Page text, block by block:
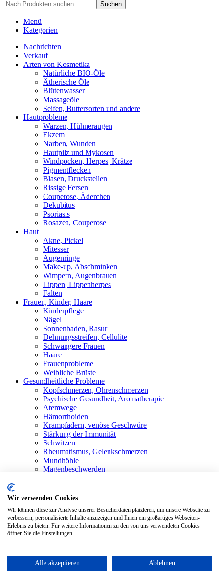
Suchen
Menü
Kategorien
Nachrichten
Verkauf
Arten von Kosmetika
Natürliche BIO-Öle
Ätherische Öle
Blütenwasser
Massageöle
Seifen, Buttersorten und andere
Hautprobleme
Warzen, Hühneraugen
Ekzem
Narben, Wunden
Hautpilz und Mykosen
Windpocken, Herpes, Krätze
Pigmentflecken
Blasen, Druckstellen
Rissige Fersen
Couperose, Äderchen
Dekubitus
Psoriasis
Rosazea, Couperose
Haut
Akne, Pickel
Mitesser
Augenringe
Make-up, Abschminken
Wimpern, Augenbrauen
Lippen, Lippenherpes
Falten
Frauen, Kinder, Haare
Kinderpflege
Nägel
Sonnenbaden, Rasur
Dehnungsstreifen, Cellulite
Schwangere Frauen
Haare
Frauenprobleme
Weibliche Brüste
Gesundheitliche Probleme
Kopfschmerzen, Ohrenschmerzen
Psychische Gesundheit, Aromatherapie
Atemwege
Hämorrhoiden
Krampfadern, venöse Geschwüre
Stärkung der Immunität
Schwitzen
Rheumatismus, Gelenkschmerzen
Mundhöhle
Magenbeschwerden
Kontakt
Anmelden / Registrieren
Warenkorb
Wir verwenden Cookies
Wir können diese zur Analyse unserer Besucherdaten platzieren, um unsere Webseite zu
verbessern, personalisierte Inhalte anzuzeigen und Ihnen ein großartiges Webseiten-
Erlebnis zu bieten. Für weitere Informationen zu den von uns verwendeten Cookies
öffnen Sie die Einstellungen.
Alle akzeptieren Ablehnen